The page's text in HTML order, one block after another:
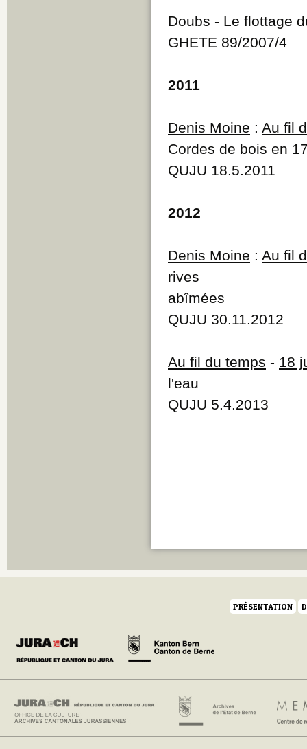
Doubs - Le flottage
GHETE 89/2007/4
2011
Denis Moine : Au fil
Cordes de bois en
QUJU 18.5.2011
2012
Denis Moine : Au fil
rives
abîmées
QUJU 30.11.2012
Au fil du temps - 18
l'eau
QUJU 5.4.2013
PRÉSENTATION